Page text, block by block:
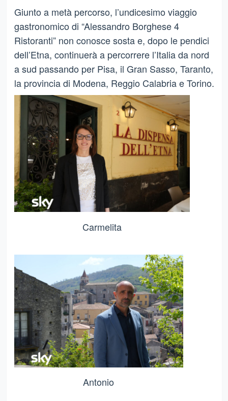
Giunto a metà percorso, l’undicesimo viaggio
gastronomico di “Alessandro Borghese 4
Ristoranti” non conosce sosta e, dopo le pendici
dell’Etna, continuerà a percorrere l’Italia da nord
a sud passando per Pisa, il Gran Sasso, Taranto,
la provincia di Modena, Reggio Calabria e Torino.
Carmelita
Antonio